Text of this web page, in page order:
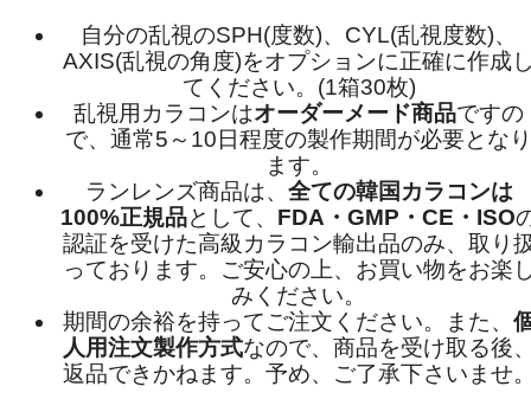
自分の乱視のSPH(度数)、CYL(乱視度数)、
AXIS(乱視の角度)をオプションに正確に作成
てください。(1箱30枚)
乱視用カラコンはオーダーメード商品ですの
で、 通常5～10日程度の製作期間が必要となり
ます。
ランレンズ商品は、 全ての韓国カラコンは
100%正規品として、 FDA・GMP・CE・ISO
認証を受けた高級カラコン輸出品のみ、取り
っております。ご安心の上、お買い物をお楽
みください。
期間の余裕を持ってご注文ください。また、
人用注文製作方式なので、商品を受け取る後
返品できかねます。予め、ご了承下さいませ